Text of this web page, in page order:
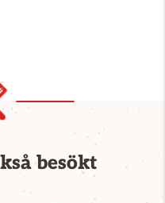
besökt